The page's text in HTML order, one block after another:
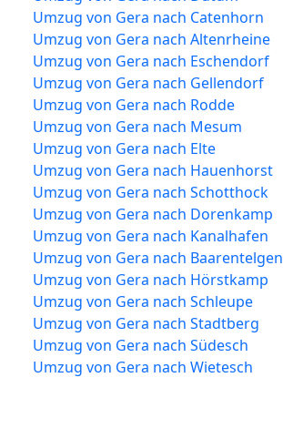
Umzug von Gera nach Catenhorn
Umzug von Gera nach Altenrheine
Umzug von Gera nach Eschendorf
Umzug von Gera nach Gellendorf
Umzug von Gera nach Rodde
Umzug von Gera nach Mesum
Umzug von Gera nach Elte
Umzug von Gera nach Hauenhorst
Umzug von Gera nach Schotthock
Umzug von Gera nach Dorenkamp
Umzug von Gera nach Kanalhafen
Umzug von Gera nach Baarentelgen
Umzug von Gera nach Hörstkamp
Umzug von Gera nach Schleupe
Umzug von Gera nach Stadtberg
Umzug von Gera nach Südesch
Umzug von Gera nach Wietesch